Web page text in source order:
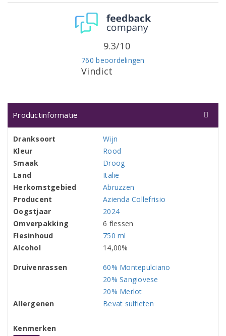
Vindict
760 beoordelingen
9.3/10
Productinformatie
Dranksoort
Wijn
Kleur
Rood
Smaak
Droog
Land
Italië
Herkomstgebied
Abruzzen
Producent
Azienda Collefrisio
Oogstjaar
2024
Omverpakking
6 flessen
Flesinhoud
750 ml
Alcohol
14,00%
Druivenrassen
60% Montepulciano
20% Sangiovese
20% Merlot
Allergenen
Bevat sulfieten
Kenmerken